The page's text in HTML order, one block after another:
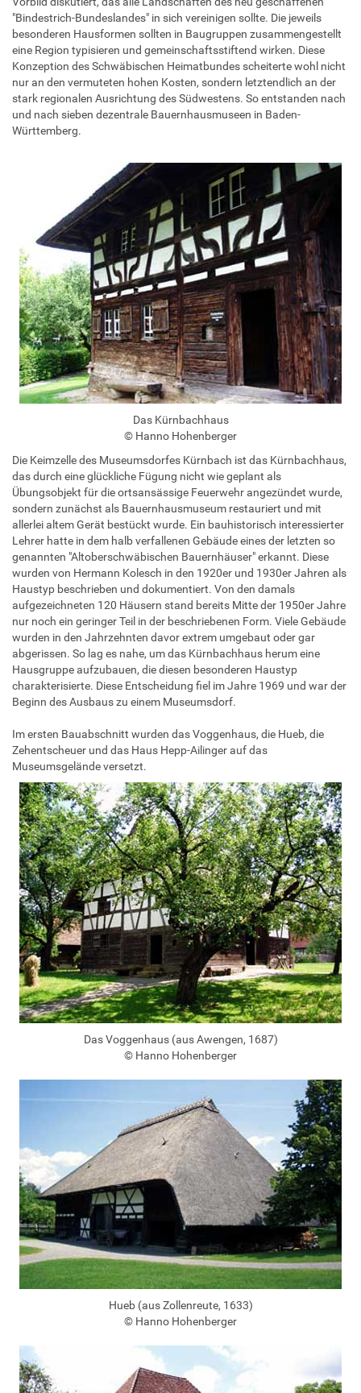
"Bindestrich-Bundeslandes" in sich vereinigen sollte. Die jeweils
besonderen Hausformen sollten in Baugruppen zusammengestellt
eine Region typisieren und gemeinschaftsstiftend wirken. Diese
Konzeption des Schwäbischen Heimatbundes scheiterte wohl nicht
nur an den vermuteten hohen Kosten, sondern letztendlich an der
stark regionalen Ausrichtung des Südwestens. So entstanden nach
und nach sieben dezentrale Bauernhausmuseen in Baden-
Württemberg.
Das Kürnbachhaus
© Hanno Hohenberger
Die Keimzelle des Museumsdorfes Kürnbach ist das Kürnbachhaus,
das durch eine glückliche Fügung nicht wie geplant als
Übungsobjekt für die ortsansässige Feuerwehr angezündet wurde,
sondern zunächst als Bauernhausmuseum restauriert und mit
allerlei altem Gerät bestückt wurde. Ein bauhistorisch interessierter
Lehrer hatte in dem halb verfallenen Gebäude eines der letzten so
genannten "Altoberschwäbischen Bauernhäuser" erkannt. Diese
wurden von Hermann Kolesch in den 1920er und 1930er Jahren als
Haustyp beschrieben und dokumentiert. Von den damals
aufgezeichneten 120 Häusern stand bereits Mitte der 1950er Jahre
nur noch ein geringer Teil in der beschriebenen Form. Viele Gebäude
wurden in den Jahrzehnten davor extrem umgebaut oder gar
abgerissen. So lag es nahe, um das Kürnbachhaus herum eine
Hausgruppe aufzubauen, die diesen besonderen Haustyp
charakterisierte. Diese Entscheidung fiel im Jahre 1969 und war der
Beginn des Ausbaus zu einem Museumsdorf.
Im ersten Bauabschnitt wurden das Voggenhaus, die Hueb, die
Zehentscheuer und das Haus Hepp-Ailinger auf das
Museumsgelände versetzt.
Das Voggenhaus (aus Awengen, 1687)
© Hanno Hohenberger
Hueb (aus Zollenreute, 1633)
© Hanno Hohenberger